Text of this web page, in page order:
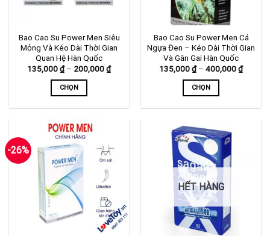
Bao Cao Su Power Men Siêu
Mỏng Và Kéo Dài Thời Gian
Quan Hệ Hàn Quốc
135,000₫ – 200,000₫Khoảng
giá:
200,000 ₫
CHỌN
này
có
nhiều
biến
thể.
Các
tùy
chọn
Bao Cao Su Power Men Cá
Ngựa Đen – Kéo Dài Thời Gian
Và Gân Gai Hàn Quốc
135,000₫ – 400,000₫Khoảng
giá:
CHỌN
này
có
nhiều
biến
thể.
Các
tùy
chọn
có
-26%
HẾT HÀNG